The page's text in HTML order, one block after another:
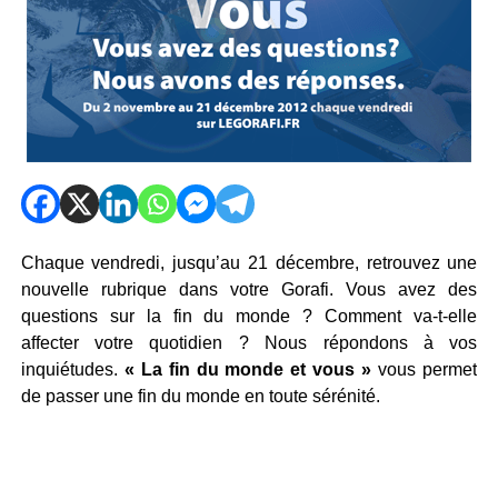
Chaque vendredi, jusqu’au 21 décembre, retrouvez une
nouvelle rubrique dans votre Gorafi. Vous avez des
questions sur la fin du monde ? Comment va-t-elle
affecter votre quotidien ? Nous répondons à vos
inquiétudes. « La fin du monde et vous » vous permet
de passer une fin du monde en toute sérénité.